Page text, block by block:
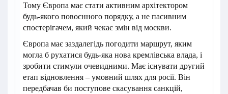
Тому Європа має стати активним архітектором
будь-якого повоєнного порядку, а не пасивним
спостерігачем, який чекає змін від москви.
Європа має заздалегідь погодити маршрут, яким
могла б рухатися будь-яка нова кремлівська влада, і
зробити стимули очевидними. Має існувати другий
етап відновлення – умовний шлях для росії. Він
передбачав би поступове скасування санкцій,